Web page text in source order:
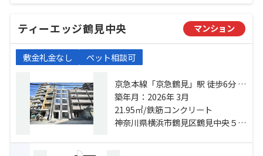
ティーエッジ鶴見中央 マンション
敷金礼金なし ペット相談可
京急本線「京急鶴見」駅 徒歩6分 京
急本線「花月総持寺」駅 徒歩8分 京
浜東北線「鶴見」駅 徒歩10分
築年月：2026年 3月
21.95㎡/鉄筋コンクリート
神奈川県横浜市鶴見区鶴見中央５丁目